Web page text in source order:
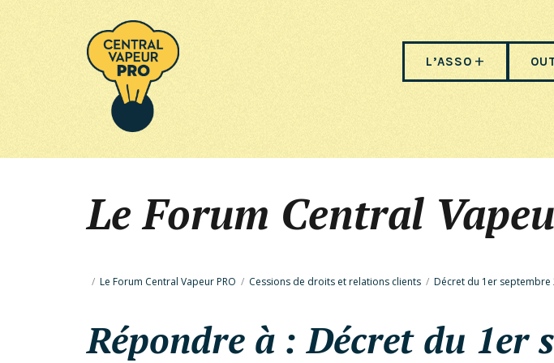
L’ASSO
Le Forum Central
/ Le Forum Central Vapeur PRO / Cessions de droits et relations clients / Décret du 1er septembre
Répondre à : Décret du 1er